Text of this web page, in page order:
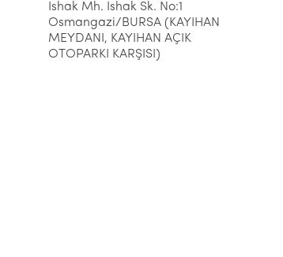
İshak Mh. İshak Sk. No:1
Osmangazi/BURSA (KAYIHAN
MEYDANI, KAYIHAN AÇIK
OTOPARKI KARŞISI)